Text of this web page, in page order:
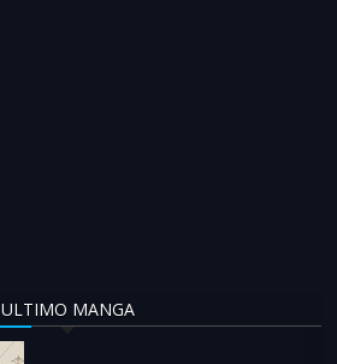
ULTIMO MANGA